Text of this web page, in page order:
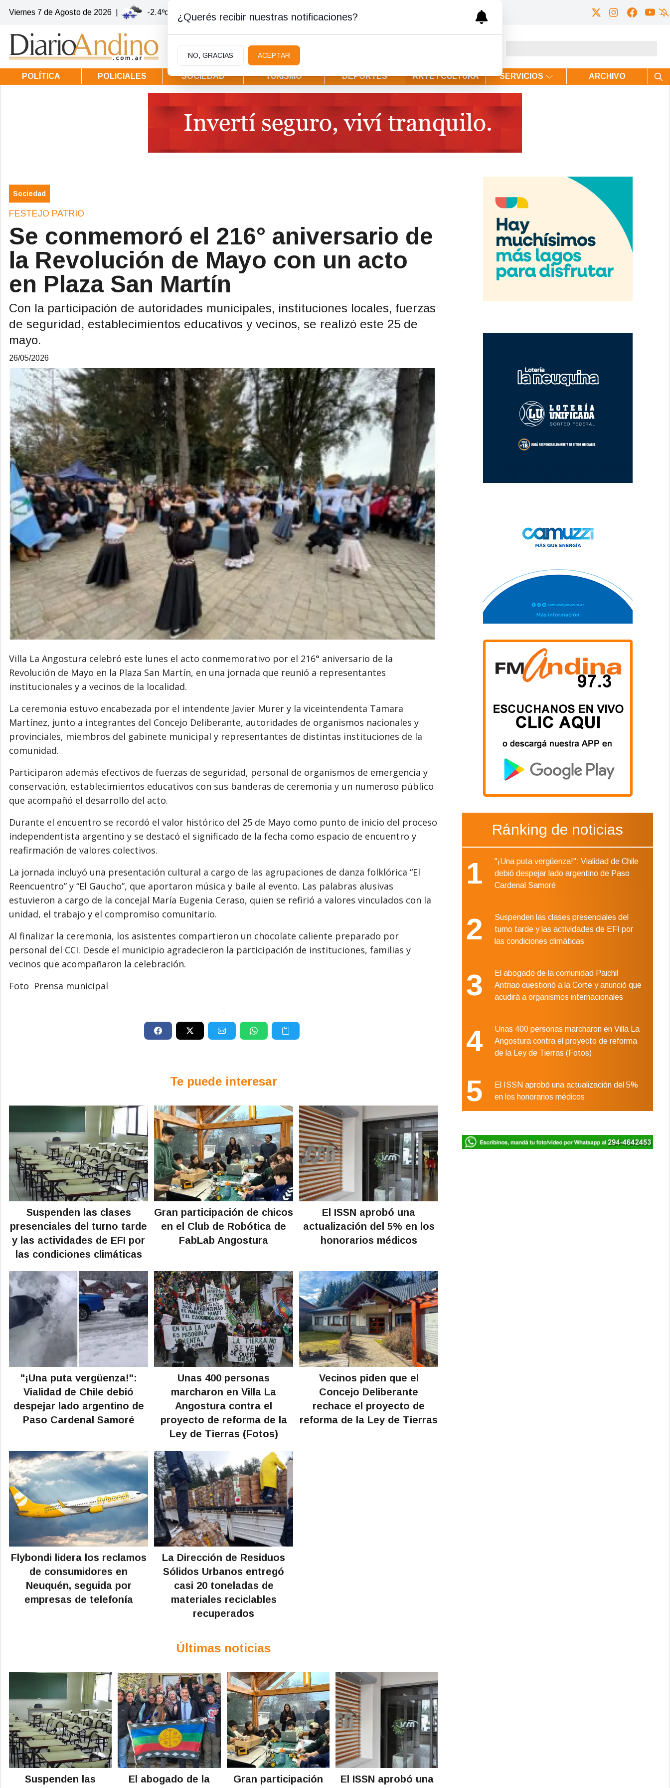
Viernes 7 de Agosto de 2026 -2.4ºc | Villa la Angostura
POLÍTICA POLICIALES SOCIEDAD TURISMO DEPORTES ARTE / CULTURA SERVICIOS ARCHIVO
Sociedad
FESTEJO PATRIO
Se conmemoró el 216° aniversario de
la Revolución de Mayo con un acto
en Plaza San Martín
Con la participación de autoridades municipales, instituciones locales, fuerzas
de seguridad, establecimientos educativos y vecinos, se realizó este 25 de
mayo.
26/05/2026
Villa La Angostura celebró este lunes el acto conmemorativo por el 216° aniversario de la
Revolución de Mayo en la Plaza San Martín, en una jornada que reunió a representantes
institucionales y a vecinos de la localidad.
La ceremonia estuvo encabezada por el intendente Javier Murer y la viceintendenta Tamara
Martínez, junto a integrantes del Concejo Deliberante, autoridades de organismos nacionales y
provinciales, miembros del gabinete municipal y representantes de distintas instituciones de la
comunidad.
Participaron además efectivos de fuerzas de seguridad, personal de organismos de emergencia y
conservación, establecimientos educativos con sus banderas de ceremonia y un numeroso público
que acompañó el desarrollo del acto.
Durante el encuentro se recordó el valor histórico del 25 de Mayo como punto de inicio del proceso
independentista argentino y se destacó el significado de la fecha como espacio de encuentro y
reafirmación de valores colectivos.
La jornada incluyó una presentación cultural a cargo de las agrupaciones de danza folklórica “El
Reencuentro” y “El Gaucho”, que aportaron música y baile al evento. Las palabras alusivas
estuvieron a cargo de la concejal María Eugenia Ceraso, quien se refirió a valores vinculados con la
unidad, el trabajo y el compromiso comunitario.
Al finalizar la ceremonia, los asistentes compartieron un chocolate caliente preparado por
personal del CCI. Desde el municipio agradecieron la participación de instituciones, familias y
vecinos que acompañaron la celebración.
Foto Prensa municipal
Te puede interesar
Suspenden las clases
presenciales del turno tarde
y las actividades de EFI por
las condiciones climáticas
Gran participación de chicos
en el Club de Robótica de
FabLab Angostura
El ISSN aprobó una
actualización del 5% en los
honorarios médicos
"¡Una puta vergüenza!":
Vialidad de Chile debió
despejar lado argentino de
Paso Cardenal Samoré
Unas 400 personas
marcharon en Villa La
Angostura contra el
proyecto de reforma de la
Ley de Tierras (Fotos)
Vecinos piden que el
Concejo Deliberante
rechace el proyecto de
reforma de la Ley de Tierras
Flybondi lidera los reclamos
de consumidores en
Neuquén, seguida por
empresas de telefonía
La Dirección de Residuos
Sólidos Urbanos entregó
casi 20 toneladas de
materiales reciclables
recuperados
Últimas noticias
Suspenden las
El abogado de la
Gran participación
El ISSN aprobó una
Ránking de noticias
1
"¡Una puta vergüenza!": Vialidad de Chile
debió despejar lado argentino de Paso
Cardenal Samoré
2
Suspenden las clases presenciales del
turno tarde y las actividades de EFI por
las condiciones climáticas
3
El abogado de la comunidad Paichil
Antriao cuestionó a la Corte y anunció que
acudirá a organismos internacionales
4
Unas 400 personas marcharon en Villa La
Angostura contra el proyecto de reforma
de la Ley de Tierras (Fotos)
5
El ISSN aprobó una actualización del 5%
en los honorarios médicos
¿Querés recibir nuestras notificaciones?
NO, GRACIAS ACEPTAR